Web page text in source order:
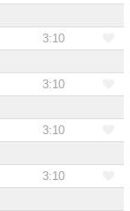
3:10
3:10
3:10
3:10